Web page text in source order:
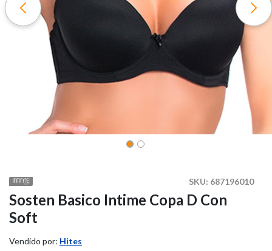
SKU: 687196010
Sosten Basico Intime Copa D Con
Soft
Vendido por: Hites